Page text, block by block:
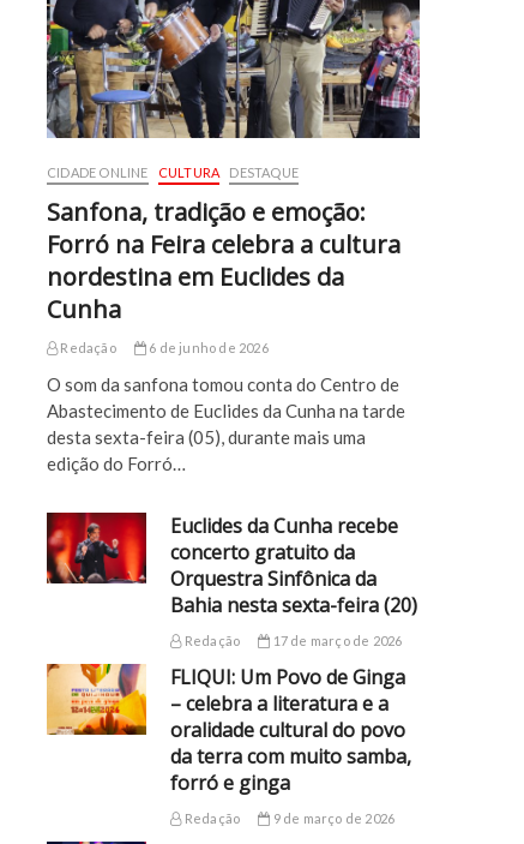
CIDADE ONLINE CULTURA DESTAQUE
Sanfona, tradição e emoção:
Forró na Feira celebra a cultura
nordestina em Euclides da
Cunha
Redação 6 de junho de 2026
O som da sanfona tomou conta do Centro de
Abastecimento de Euclides da Cunha na tarde
desta sexta-feira (05), durante mais uma
edição do Forró…
Euclides da Cunha recebe
concerto gratuito da
Orquestra Sinfônica da
Bahia nesta sexta-feira (20)
Redação 17 de março de 2026
FLIQUI: Um Povo de Ginga
– celebra a literatura e a
oralidade cultural do povo
da terra com muito samba,
forró e ginga
Redação 9 de março de 2026